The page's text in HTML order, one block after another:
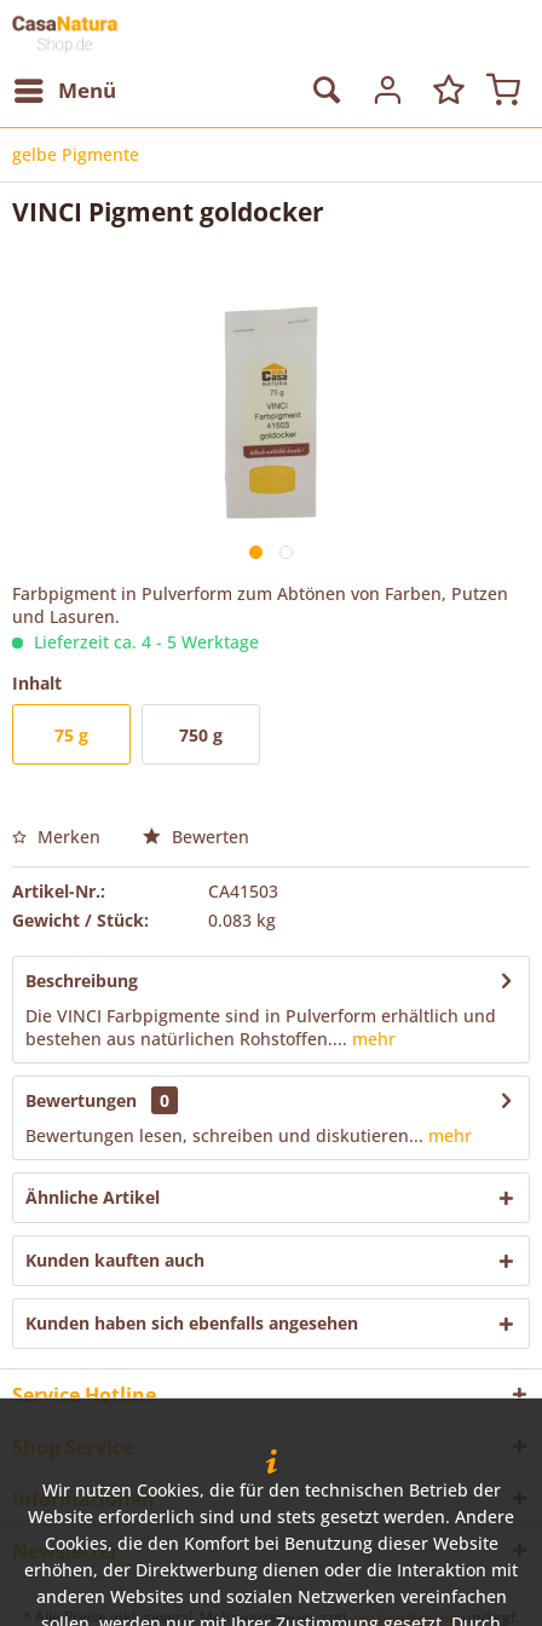
Menü
gelbe Pigmente
VINCI Pigment goldocker
Farbpigment in Pulverform zum Abtönen von Farben, Putzen
und Lasuren.
Lieferzeit ca. 4 - 5 Werktage
Inhalt
75 g 750 g
Merken Bewerten
Artikel-Nr.:
CA41503
Gewicht / Stück:
0.083 kg
Beschreibung
Die VINCI Farbpigmente sind in Pulverform erhältlich und
bestehen aus natürlichen Rohstoffen.... mehr
Bewertungen
0
Bewertungen lesen, schreiben und diskutieren... mehr
Ähnliche Artikel
Kunden kauften auch
Kunden haben sich ebenfalls angesehen
Service Hotline
Shop Service
Informationen
Newsletter
* Alle Preise inkl. gesetzl. Mehrwertsteuer zzgl.Versandkostenund ggf.
Wir nutzen Cookies, die für den technischen Betrieb der
Website erforderlich sind und stets gesetzt werden. Andere
Cookies, die den Komfort bei Benutzung dieser Website
erhöhen, der Direktwerbung dienen oder die Interaktion mit
anderen Websites und sozialen Netzwerken vereinfachen